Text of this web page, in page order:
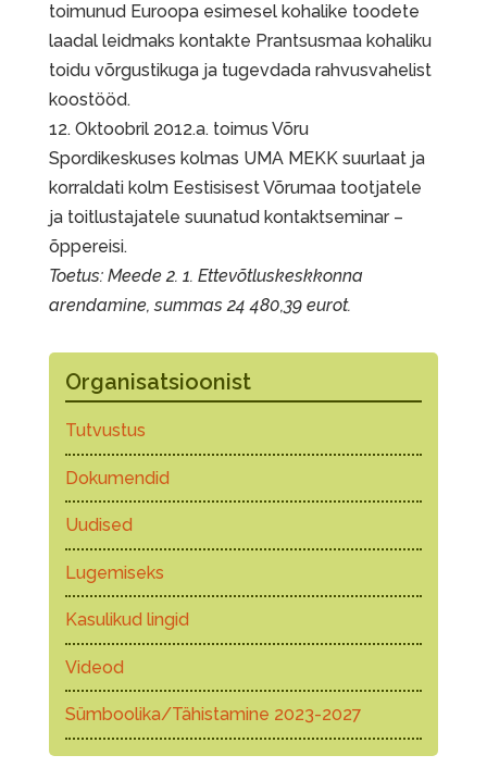
toimunud Euroopa esimesel kohalike toodete
laadal leidmaks kontakte Prantsusmaa kohaliku
toidu võrgustikuga ja tugevdada rahvusvahelist
koostööd.
12. Oktoobril 2012.a. toimus Võru
Spordikeskuses kolmas UMA MEKK suurlaat ja
korraldati kolm Eestisisest Võrumaa tootjatele
ja toitlustajatele suunatud kontaktseminar –
õppereisi.
Toetus: Meede 2. 1. Ettevõtluskeskkonna
arendamine, summas 24 480,39 eurot.
Organisatsioonist
Tutvustus
Dokumendid
Uudised
Lugemiseks
Kasulikud lingid
Videod
Sümboolika/Tähistamine 2023-2027